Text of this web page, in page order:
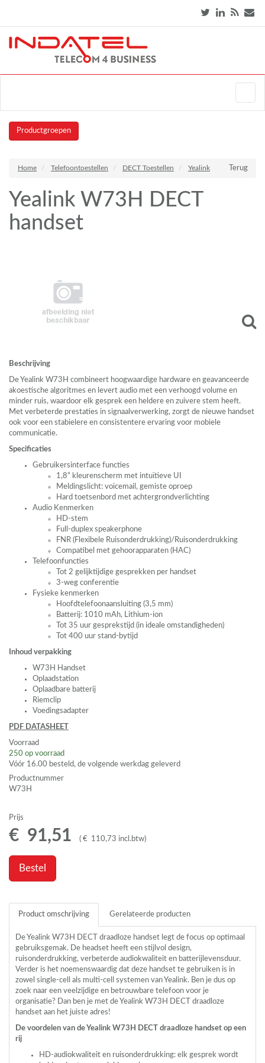
Productgroepen
Terug
Home Telefoontoestellen DECT Toestellen Yealink
Yealink W73H DECT
handset
Beschrijving
De Yealink W73H combineert hoogwaardige hardware en geavanceerde
akoestische algoritmes en levert audio met een verhoogd volume en
minder ruis, waardoor elk gesprek een heldere en zuivere stem heeft.
Met verbeterde prestaties in signaalverwerking, zorgt de nieuwe handset
ook voor een stabielere en consistentere ervaring voor mobiele
communicatie.
Specificaties
Gebruikersinterface functies
1,8” kleurenscherm met intuïtieve UI
Meldingslicht: voicemail, gemiste oproep
Hard toetsenbord met achtergrondverlichting
Audio Kenmerken
HD-stem
Full-duplex speakerphone
FNR (Flexibele Ruisonderdrukking)/Ruisonderdrukking
Compatibel met gehoorapparaten (HAC)
Telefoonfuncties
Tot 2 gelijktijdige gesprekken per handset
3-weg conferentie
Fysieke kenmerken
Hoofdtelefoonaansluiting (3,5 mm)
Batterij: 1010 mAh, Lithium-ion
Tot 35 uur gesprekstijd (in ideale omstandigheden)
Tot 400 uur stand-bytijd
Inhoud verpakking
W73H Handset
Oplaadstation
Oplaadbare batterij
Riemclip
Voedingsadapter
PDF DATASHEET
Voorraad
250 op voorraad
Vóór 16.00 besteld, de volgende werkdag geleverd
Productnummer
W73H
Prijs
€ 91,51 ( € 110,73 incl.btw)
Bestel
Product omschrijving Gerelateerde producten
De Yealink W73H DECT
draadloze handset legt de focus op optimaal
gebruiksgemak. De headset heeft een stijlvol design,
ruisonderdrukking, verbeterde audiokwaliteit en batterijlevensduur.
Verder is het noemenswaardig dat deze handset te gebruiken is in
zowel single-cell als multi-cell systemen van Yealink. Ben je dus op
zoek naar een veelzijdige en betrouwbare telefoon voor je
organisatie? Dan ben je met de Yealink W73H DECT
draadloze
handset aan het juiste adres!
De voordelen van de Yealink W73H DECT draadloze handset op een
rij
HD-audiokwaliteit en ruisonderdrukking: elk gesprek wordt